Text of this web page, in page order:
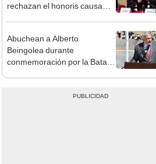
rechazan el honoris causa
Abuchean a Alberto
Beingolea durante
conmemoración por la Batalla